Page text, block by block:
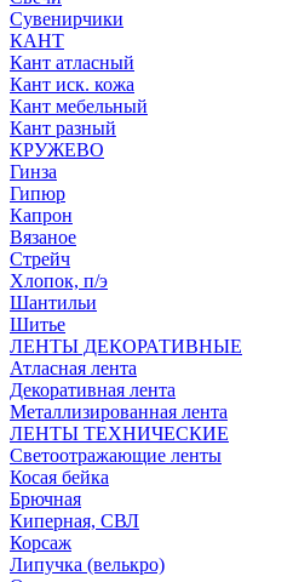
Сувенирчики
КАНТ
Кант атласный
Кант иск. кожа
Кант мебельный
Кант разный
КРУЖЕВО
Гинза
Гипюр
Капрон
Вязаное
Стрейч
Хлопок, п/э
Шантильи
Шитье
ЛЕНТЫ ДЕКОРАТИВНЫЕ
Атласная лента
Декоративная лента
Металлизированная лента
ЛЕНТЫ ТЕХНИЧЕСКИЕ
Светоотражающие ленты
Косая бейка
Брючная
Киперная, СВЛ
Корсаж
Липучка (велькро)